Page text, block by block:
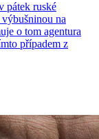
pátek ruské
na
o tom agentura
případem z